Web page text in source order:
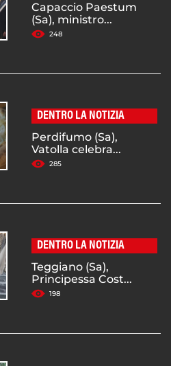
Capaccio Paestum
(Sa), ministro...
248
DENTRO LA NOTIZIA
Perdifumo (Sa),
Vatolla celebra...
285
DENTRO LA NOTIZIA
Teggiano (Sa),
Principessa Cost...
198